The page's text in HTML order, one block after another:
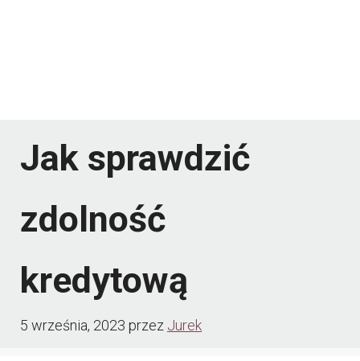
Jak sprawdzić
zdolność
kredytową
5 września, 2023 przez Jurek